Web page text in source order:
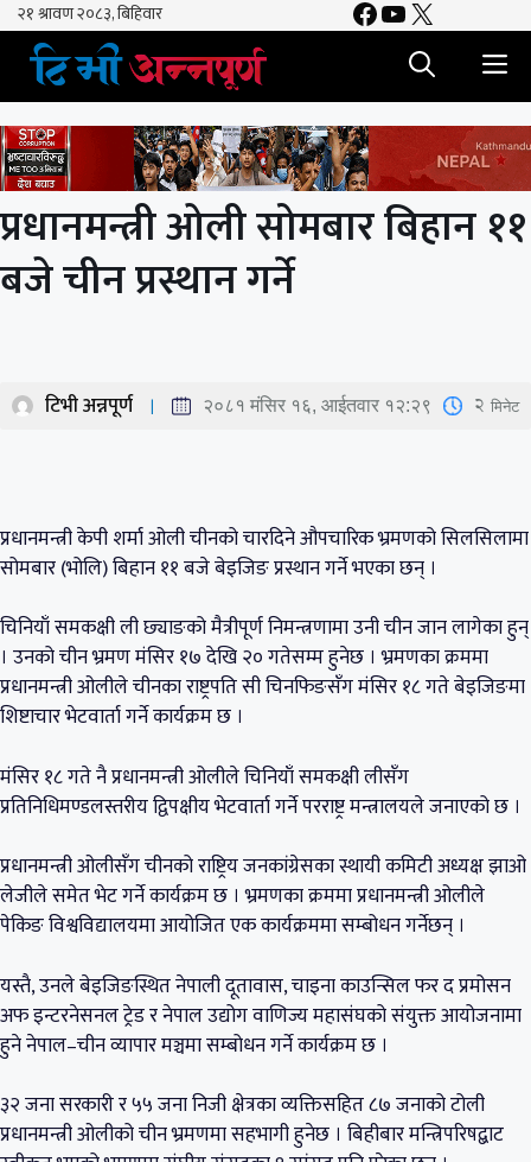
Skip
content
Facebook
YouTube
X
प्रधानमन्त्री ओली सोमबार बिहान ११
बजे चीन प्रस्थान गर्ने
टिभी अन्नपूर्ण २०८१ मंसिर १६, आईतवार १२:२९ 2 मिनेट
प्रधानमन्त्री केपी शर्मा ओली चीनको चारदिने औपचारिक भ्रमणको सिलसिलामा
सोमबार (भोलि) बिहान ११ बजे बेइजिङ प्रस्थान गर्ने भएका छन् ।
चिनियाँ समकक्षी ली छ्याङको मैत्रीपूर्ण निमन्त्रणामा उनी चीन जान लागेका हुन्
। उनको चीन भ्रमण मंसिर १७ देखि २० गतेसम्म हुनेछ । भ्रमणका क्रममा
प्रधानमन्त्री ओलीले चीनका राष्ट्रपति सी चिनफिङसँग मंसिर १८ गते बेइजिङमा
शिष्टाचार भेटवार्ता गर्ने कार्यक्रम छ ।
मंसिर १८ गते नै प्रधानमन्त्री ओलीले चिनियाँ समकक्षी लीसँग
प्रतिनिधिमण्डलस्तरीय द्विपक्षीय भेटवार्ता गर्ने परराष्ट्र मन्त्रालयले जनाएको छ ।
प्रधानमन्त्री ओलीसँग चीनको राष्ट्रिय जनकांग्रेसका स्थायी कमिटी अध्यक्ष झाओ
लेजीले समेत भेट गर्ने कार्यक्रम छ । भ्रमणका क्रममा प्रधानमन्त्री ओलीले
पेकिङ विश्वविद्यालयमा आयोजित एक कार्यक्रममा सम्बोधन गर्नेछन् ।
यस्तै, उनले बेइजिङस्थित नेपाली दूतावास, चाइना काउन्सिल फर द प्रमोसन
अफ इन्टरनेसनल ट्रेड र नेपाल उद्योग वाणिज्य महासंघको संयुक्त आयोजनामा
हुने नेपाल–चीन व्यापार मञ्चमा सम्बोधन गर्ने कार्यक्रम छ ।
३२ जना सरकारी र ५५ जना निजी क्षेत्रका व्यक्तिसहित ८७ जनाको टोली
प्रधानमन्त्री ओलीको चीन भ्रमणमा सहभागी हुनेछ । बिहीबार मन्त्रिपरिषद्बाट